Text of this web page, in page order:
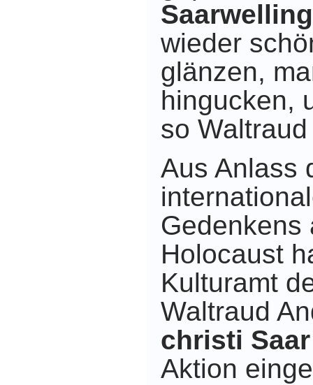
wieder
glänzen,
hingucken,
so
Aus Anlass
Gedenkens
Holocaust
Kulturamt
Waltraud
christi Saar
Aktion